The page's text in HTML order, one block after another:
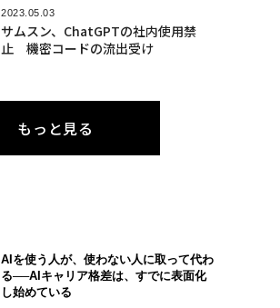
2023.05.03
サムスン、ChatGPTの社内使用禁
止 機密コードの流出受け
もっと見る
AIを使う人が、使わない人に取って代わ
る──AIキャリア格差は、すでに表面化
し始めている